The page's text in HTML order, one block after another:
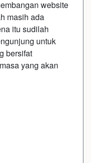
website
masih ada
itu sudilah
untuk
bersifat
yang akan